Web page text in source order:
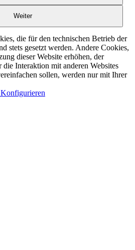
Weiter
die für den technischen Betrieb der
stets gesetzt werden. Andere Cookies,
dieser Website erhöhen, der
Interaktion mit anderen Websites
sollen, werden nur mit Ihrer
Konfigurieren